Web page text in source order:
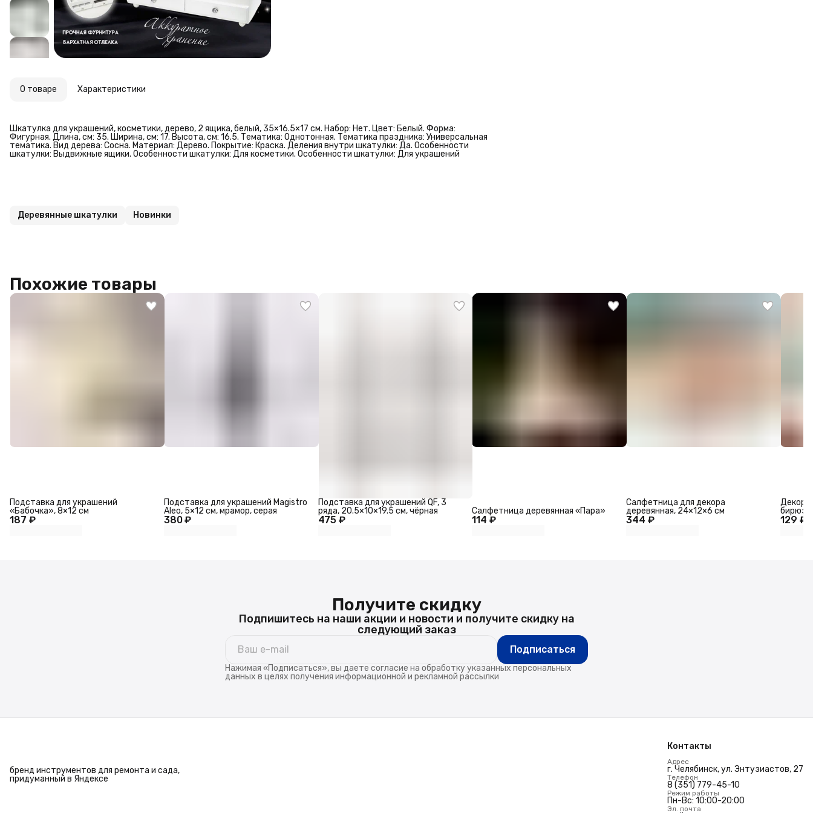
О товаре Характеристики
Шкатулка для украшений, косметики, дерево, 2 ящика, белый, 35×16.5×17 см. Набор: Нет. Цвет: Белый. Форма:
Фигурная. Длина, см: 35. Ширина, см: 17. Высота, см: 16.5. Тематика: Однотонная. Тематика праздника: Универсальная
тематика. Вид дерева: Сосна. Материал: Дерево. Покрытие: Краска. Деления внутри шкатулки: Да. Особенности
шкатулки: Выдвижные ящики. Особенности шкатулки: Для косметики. Особенности шкатулки: Для украшений
Деревянные шкатулки Новинки
Похожие товары
187 ₽
Подставка для украшений
«Бабочка», 8×12 см
380 ₽
Подставка для украшений Magistro
Aleo, 5×12 см, мрамор, серая
475 ₽
Подставка для украшений QF, 3
ряда, 20.5×10×19.5 см, чёрная
114 ₽
Салфетница деревянная «Пара»
344 ₽
Салфетница для декора
деревянная, 24×12×6 см
129 ₽
Декор
бирюза
Получите скидку
Подпишитесь на наши акции и новости и получите скидку на
следующий заказ
Подписаться
Нажимая «Подписаться», вы даете согласие на обработку указанных персональных
данных в целях получения информационной и рекламной рассылки
бренд инструментов для ремонта и сада,
придуманный в Яндексе
Контакты
Адрес
г. Челябинск, ул. Энтузиастов, 27
Телефон
8 (351) 779-45-10
Режим работы
Пн-Вс: 10:00-20:00
Эл. почта